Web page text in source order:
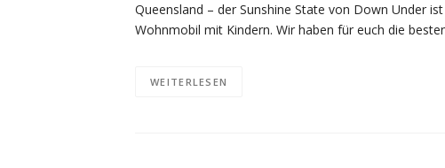
Queensland – der Sunshine State von Down Under
Wohnmobil mit Kindern. Wir haben für euch die
WEITERLESEN